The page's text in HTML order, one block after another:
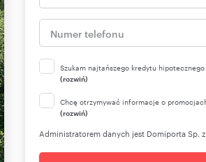
Szukam najtańszego kredytu hipotecznego
(rozwiń)
Chcę otrzymywać informacje o
(rozwiń)
Administratorem danych jest Domiporta Sp.